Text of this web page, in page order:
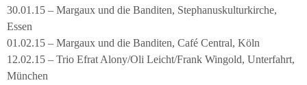
30.01.15 – Margaux und die Banditen, Stephanuskulturkirche,
Essen
01.02.15 – Margaux und die Banditen, Café Central, Köln
12.02.15 – Trio Efrat Alony/Oli Leicht/Frank Wingold, Unterfahrt,
München